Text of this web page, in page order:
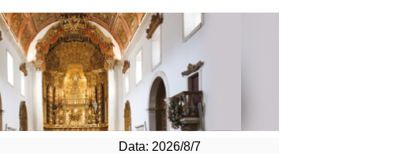
Data: 2026/8/7